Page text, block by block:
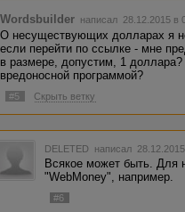
Wordsbuilder написал 28.12.2015 в
О несуществующих долларах я
если перейти по ссылке - мне
в размере, допустим, 1
вредоносной программой?
#5 Скрыть ветку
DELETED написал
Всякое может быть. Для
"WebMoney", например.
#6